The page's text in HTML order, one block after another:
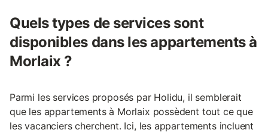
Quels types de services sont
disponibles dans les appartements à
Morlaix ?
Parmi les services proposés par Holidu, il semblerait
que les appartements à Morlaix possèdent tout ce que
les vacanciers cherchent. Ici, les appartements incluent